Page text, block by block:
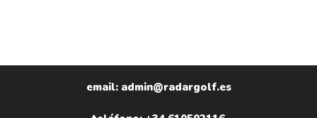
email: admin@radargolf.es